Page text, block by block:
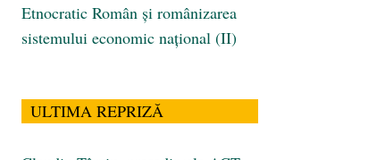
Etnocratic Român şi românizarea
sistemului economic naţional (II)
ULTIMA REPRIZĂ